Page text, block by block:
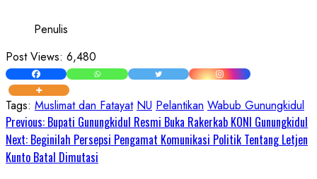
Penulis
Post Views: 6,480
Tags: Muslimat dan Fatayat NU Pelantikan Wabub Gunungkidul
Continue
Reading
Previous: Bupati Gunungkidul Resmi Buka Rakerkab KONI Gunungkidul
Next: Beginilah Persepsi Pengamat Komunikasi Politik Tentang Letjen
Kunto Batal Dimutasi